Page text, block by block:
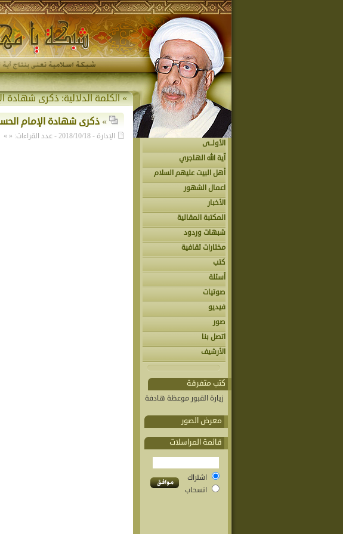
الأولــى
آية الله الهاجري
أهل البيت عليهم السلام
اعمال الشهور
الأخبار
المكتبة المقالية
شبهات وردود
مختارات ثقافية
كتب
أسئلة
صوتيات
فيديو
صور
اتصل بنا
الأرشيف
كتب متفرقة
زيارة القبور موعظة هادفة
معرض الصور
قائمة المراسلات
اشتراك
انسحاب
» الكلمة الدلالية:ذكرى شهادة
» ذكرى شهادة الإمام
الإدارة - 2018/10/18 - عدد القراءات: « »